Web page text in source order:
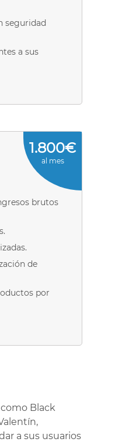
seguridad
a sus
1.800€
al mes
brutos
de
por
Black
a sus usuarios